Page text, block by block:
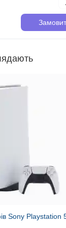
Одним із
Sony Playstation